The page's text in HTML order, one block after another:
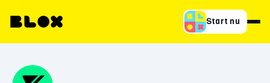
Start nu